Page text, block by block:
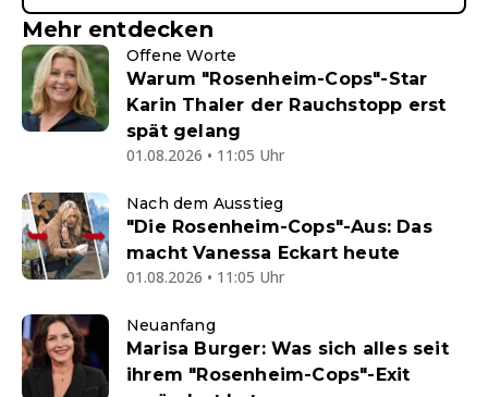
Mehr entdecken
Offene Worte
Warum "Rosenheim-Cops"-Star
Karin Thaler der Rauchstopp erst
spät gelang
01.08.2026 • 11:05 Uhr
Nach dem Ausstieg
"Die Rosenheim-Cops"-Aus: Das
macht Vanessa Eckart heute
01.08.2026 • 11:05 Uhr
Neuanfang
Marisa Burger: Was sich alles seit
ihrem "Rosenheim-Cops"-Exit